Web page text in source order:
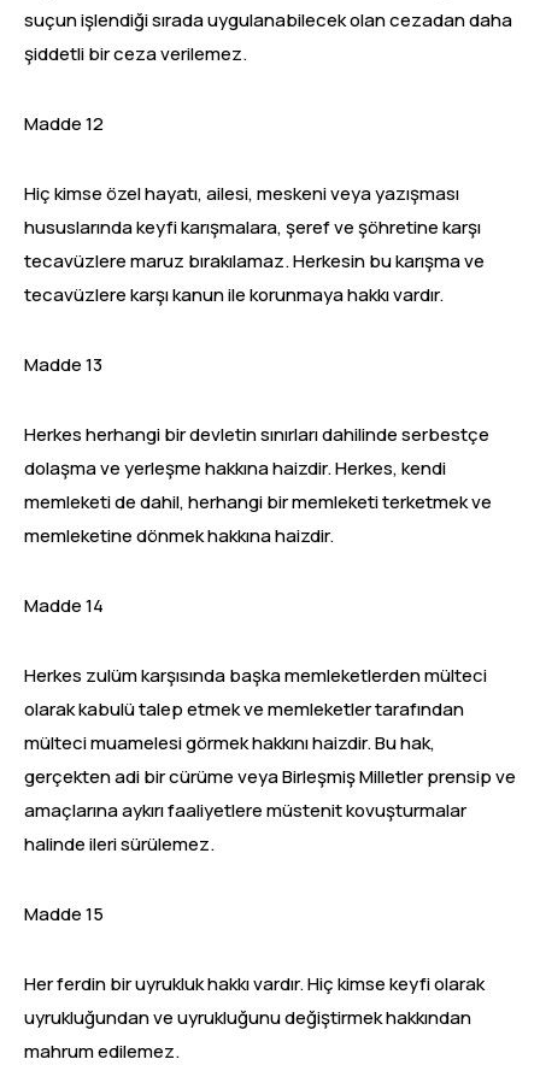
suçun işlendiği sırada uygulanabilecek olan cezadan daha
şiddetli bir ceza verilemez.
Madde 12
Hiç kimse özel hayatı, ailesi, meskeni veya yazışması
hususlarında keyfi karışmalara, şeref ve şöhretine karşı
tecavüzlere maruz bırakılamaz. Herkesin bu karışma ve
tecavüzlere karşı kanun ile korunmaya hakkı vardır.
Madde 13
Herkes herhangi bir devletin sınırları dahilinde serbestçe
dolaşma ve yerleşme hakkına haizdir. Herkes, kendi
memleketi de dahil, herhangi bir memleketi terketmek ve
memleketine dönmek hakkına haizdir.
Madde 14
Herkes zulüm karşısında başka memleketlerden mülteci
olarak kabulü talep etmek ve memleketler tarafından
mülteci muamelesi görmek hakkını haizdir. Bu hak,
gerçekten adi bir cürüme veya Birleşmiş Milletler prensip ve
amaçlarına aykırı faaliyetlere müstenit kovuşturmalar
halinde ileri sürülemez.
Madde 15
Her ferdin bir uyrukluk hakkı vardır. Hiç kimse keyfi olarak
uyrukluğundan ve uyrukluğunu değiştirmek hakkından
mahrum edilemez.